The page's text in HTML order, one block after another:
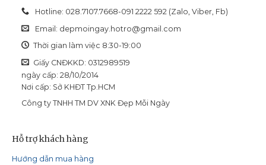
Hotline: 028.7107.7668-091 2222 592 (Zalo, Viber, Fb)
Email: depmoingay.hotro@gmail.com
Thời gian làm việc 8:30-19:00
Giấy CNĐKKD: 0312989519
ngày cấp: 28/10/2014
Nơi cấp: Sở KHĐT Tp.HCM
Công ty TNHH TM DV XNK Đẹp Mỗi Ngày
Hỗ trợ khách hàng
Hướng dẫn mua hàng